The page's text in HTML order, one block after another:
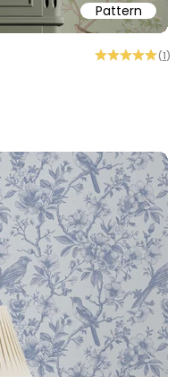
Pattern
(1)